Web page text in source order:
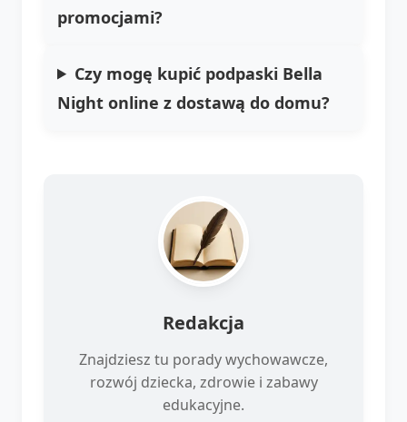
promocjami?
Czy mogę kupić podpaski Bella
Night online z dostawą do domu?
Redakcja
Znajdziesz tu porady wychowawcze,
rozwój dziecka, zdrowie i zabawy
edukacyjne.